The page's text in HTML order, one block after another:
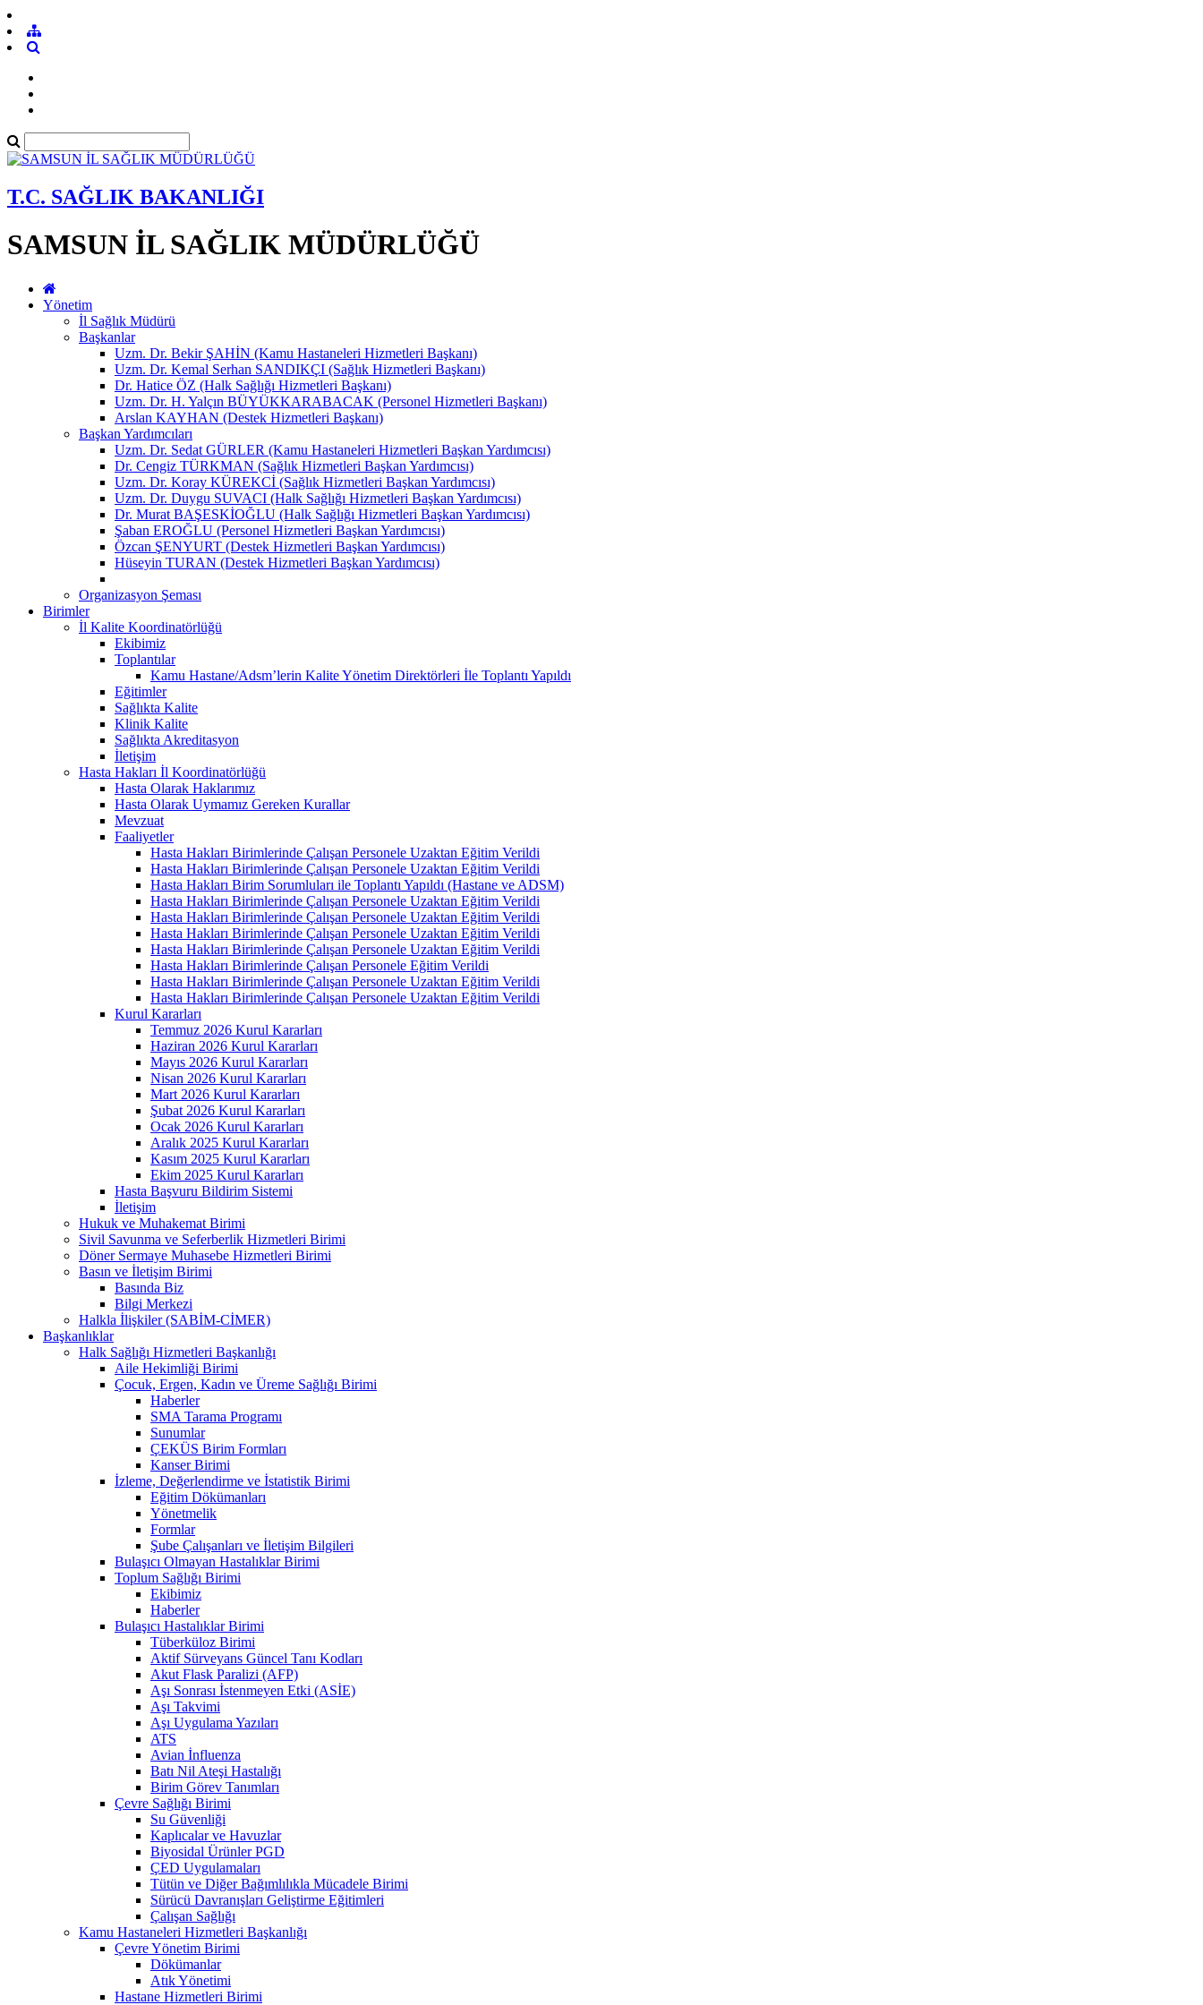
T.C. SAĞLIK BAKANLIĞI
SAMSUN İL SAĞLIK MÜDÜRLÜĞÜ
Yönetim
İl Sağlık Müdürü
Başkanlar
Uzm. Dr. Bekir ŞAHİN (Kamu Hastaneleri Hizmetleri Başkanı)
Uzm. Dr. Kemal Serhan SANDIKÇI (Sağlık Hizmetleri Başkanı)
Dr. Hatice ÖZ (Halk Sağlığı Hizmetleri Başkanı)
Uzm. Dr. H. Yalçın BÜYÜKKARABACAK (Personel Hizmetleri Başkanı)
Arslan KAYHAN (Destek Hizmetleri Başkanı)
Başkan Yardımcıları
Uzm. Dr. Sedat GÜRLER (Kamu Hastaneleri Hizmetleri Başkan Yardımcısı)
Dr. Cengiz TÜRKMAN (Sağlık Hizmetleri Başkan Yardımcısı)
Uzm. Dr. Koray KÜREKCİ (Sağlık Hizmetleri Başkan Yardımcısı)
Uzm. Dr. Duygu SUVACI (Halk Sağlığı Hizmetleri Başkan Yardımcısı)
Dr. Murat BAŞESKİOĞLU (Halk Sağlığı Hizmetleri Başkan Yardımcısı)
Şaban EROĞLU (Personel Hizmetleri Başkan Yardımcısı)
Özcan ŞENYURT (Destek Hizmetleri Başkan Yardımcısı)
Hüseyin TURAN (Destek Hizmetleri Başkan Yardımcısı)
Organizasyon Şeması
Birimler
İl Kalite Koordinatörlüğü
Ekibimiz
Toplantılar
Kamu Hastane/Adsm’lerin Kalite Yönetim Direktörleri İle Toplantı Yapıldı
Eğitimler
Sağlıkta Kalite
Klinik Kalite
Sağlıkta Akreditasyon
İletişim
Hasta Hakları İl Koordinatörlüğü
Hasta Olarak Haklarımız
Hasta Olarak Uymamız Gereken Kurallar
Mevzuat
Faaliyetler
Hasta Hakları Birimlerinde Çalışan Personele Uzaktan Eğitim Verildi
Hasta Hakları Birimlerinde Çalışan Personele Uzaktan Eğitim Verildi
Hasta Hakları Birim Sorumluları ile Toplantı Yapıldı (Hastane ve ADSM)
Hasta Hakları Birimlerinde Çalışan Personele Uzaktan Eğitim Verildi
Hasta Hakları Birimlerinde Çalışan Personele Uzaktan Eğitim Verildi
Hasta Hakları Birimlerinde Çalışan Personele Uzaktan Eğitim Verildi
Hasta Hakları Birimlerinde Çalışan Personele Uzaktan Eğitim Verildi
Hasta Hakları Birimlerinde Çalışan Personele Eğitim Verildi
Hasta Hakları Birimlerinde Çalışan Personele Uzaktan Eğitim Verildi
Hasta Hakları Birimlerinde Çalışan Personele Uzaktan Eğitim Verildi
Kurul Kararları
Temmuz 2026 Kurul Kararları
Haziran 2026 Kurul Kararları
Mayıs 2026 Kurul Kararları
Nisan 2026 Kurul Kararları
Mart 2026 Kurul Kararları
Şubat 2026 Kurul Kararları
Ocak 2026 Kurul Kararları
Aralık 2025 Kurul Kararları
Kasım 2025 Kurul Kararları
Ekim 2025 Kurul Kararları
Hasta Başvuru Bildirim Sistemi
İletişim
Hukuk ve Muhakemat Birimi
Sivil Savunma ve Seferberlik Hizmetleri Birimi
Döner Sermaye Muhasebe Hizmetleri Birimi
Basın ve İletişim Birimi
Basında Biz
Bilgi Merkezi
Halkla İlişkiler (SABİM-CİMER)
Başkanlıklar
Halk Sağlığı Hizmetleri Başkanlığı
Aile Hekimliği Birimi
Çocuk, Ergen, Kadın ve Üreme Sağlığı Birimi
Haberler
SMA Tarama Programı
Sunumlar
ÇEKÜS Birim Formları
Kanser Birimi
İzleme, Değerlendirme ve İstatistik Birimi
Eğitim Dökümanları
Yönetmelik
Formlar
Şube Çalışanları ve İletişim Bilgileri
Bulaşıcı Olmayan Hastalıklar Birimi
Toplum Sağlığı Birimi
Ekibimiz
Haberler
Bulaşıcı Hastalıklar Birimi
Tüberküloz Birimi
Aktif Sürveyans Güncel Tanı Kodları
Akut Flask Paralizi (AFP)
Aşı Sonrası İstenmeyen Etki (ASİE)
Aşı Takvimi
Aşı Uygulama Yazıları
ATS
Avian İnfluenza
Batı Nil Ateşi Hastalığı
Birim Görev Tanımları
Çevre Sağlığı Birimi
Su Güvenliği
Kaplıcalar ve Havuzlar
Biyosidal Ürünler PGD
ÇED Uygulamaları
Tütün ve Diğer Bağımlılıkla Mücadele Birimi
Sürücü Davranışları Geliştirme Eğitimleri
Çalışan Sağlığı
Kamu Hastaneleri Hizmetleri Başkanlığı
Çevre Yönetim Birimi
Dökümanlar
Atık Yönetimi
Hastane Hizmetleri Birimi